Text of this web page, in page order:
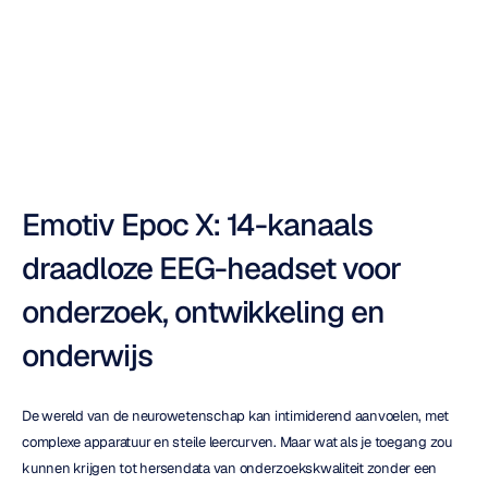
Emotiv Epoc X: 14-kanaals
draadloze EEG-headset voor
onderzoek, ontwikkeling en
onderwijs
De wereld van de neurowetenschap kan intimiderend aanvoelen, met
complexe apparatuur en steile leercurven. Maar wat als je toegang zou
kunnen krijgen tot hersendata van onderzoekskwaliteit zonder een